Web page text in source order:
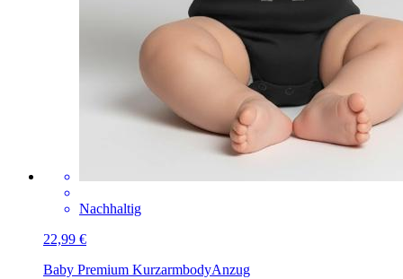
Nachhaltig
22,99 €
Baby Premium KurzarmbodyAnzug